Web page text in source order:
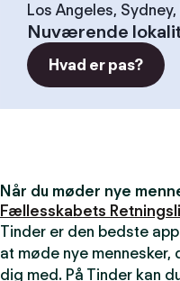
Los Angeles,
Nuværende
Hvad er pas?
Når du møder nye
Fællesskabets
Tinder er den bedste
at møde nye
dig med. På Tinder kan